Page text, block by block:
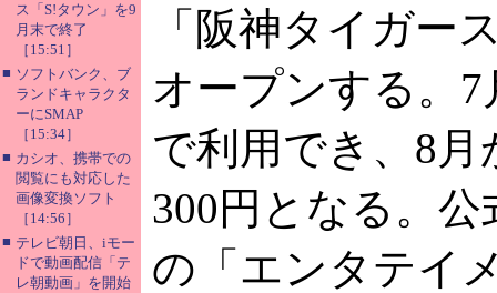
ス「S!タウン」を9
月末で終了
［15:51］
■ ソフトバンク、ブ
ランドキャラクタ
ーにSMAP
［15:34］
■ カシオ、携帯での
閲覧にも対応した
画像変換ソフト
［14:56］
■ テレビ朝日、iモー
ドで動画配信「テ
レ朝動画」を開始
「阪神タイガー
オープンする。7
で利用でき、8月
300円となる。
の「エンタテイ